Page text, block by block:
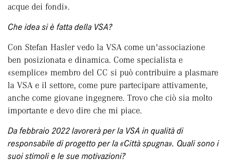
acque dei fondi».
Che idea si è fatta della VSA?
Con Stefan Hasler vedo la VSA come un'associazione
ben posizionata e dinamica. Come specialista e
«semplice» membro del CC si può contribuire a plasmare
la VSA e il settore, come pure partecipare attivamente,
anche come giovane ingegnere. Trovo che ciò sia molto
importante e devo dire che mi piace.
Da febbraio 2022 lavorerà per la VSA in qualità di
responsabile di progetto per la «Città spugna». Quali sono i
suoi stimoli e le sue motivazioni?